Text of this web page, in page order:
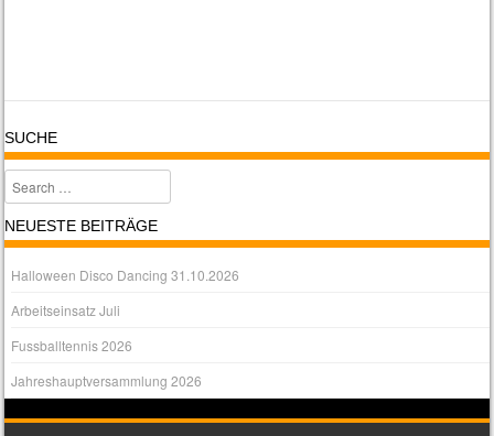
SUCHE
Search
NEUESTE BEITRÄGE
Halloween Disco Dancing 31.10.2026
Arbeitseinsatz Juli
Fussballtennis 2026
Jahreshauptversammlung 2026